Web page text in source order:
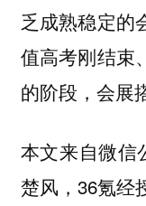
乏成熟稳定的
值高考刚结束
的阶段，会展
本文来自微信
楚风，36氪经